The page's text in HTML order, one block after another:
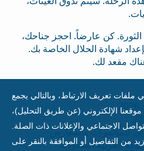
كن عارضاً. احجز جناحك،
شهادة الحلال الخاصة بك.
مقعد لك.
للمؤتمرات والمعارض
ملفات تعريف الارتباط، وبالتالي يجمع
الإلكتروني (عن طريق التحليل)،
الاجتماعي والإعلانات ذات الصلة.
من التفاصيل أو الموافقة بالنقر على